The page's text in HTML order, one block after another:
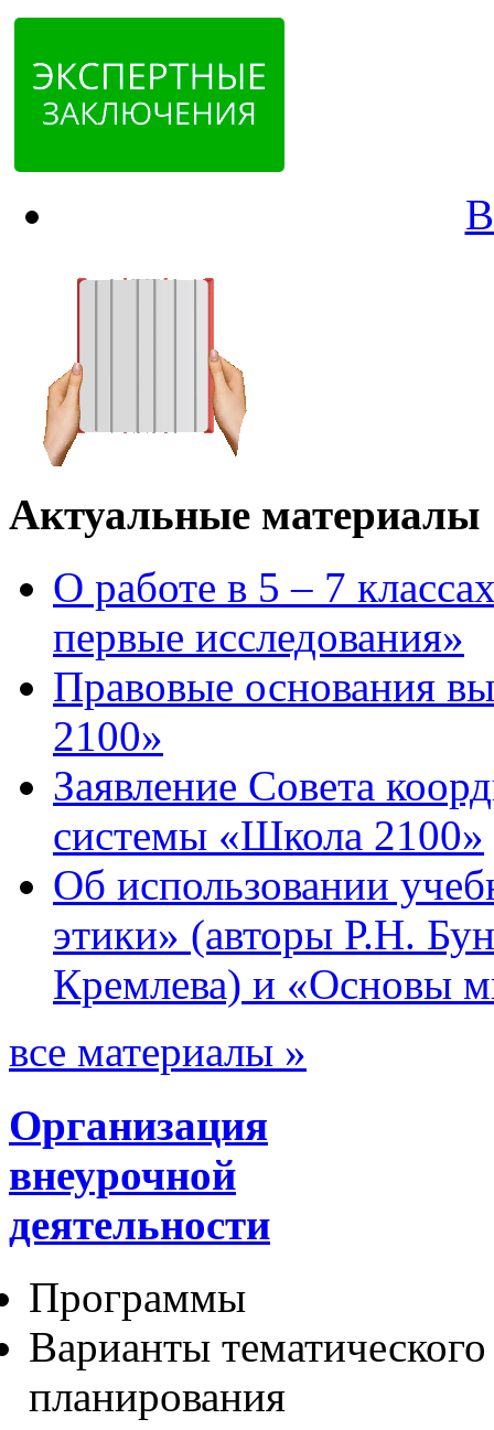
Актуальные материалы
О работе в 5 – 7
первые исследования»
Правовые основания
2100»
Заявление Совета
системы «Школа 2100»
Об использовании
этики» (авторы Р.Н.
Кремлева) и «Основы
все материалы »
Организация
внеурочной
деятельности
Программы
Варианты тематического
планирования